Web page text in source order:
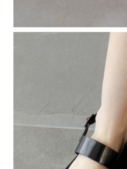
恩沛科技股份有限公司將有權停止